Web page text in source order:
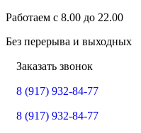
Работаем с 8.00 до 22.00
Без перерыва и выходных
Заказать звонок
8 (917) 932-84-77
8 (917) 932-84-77